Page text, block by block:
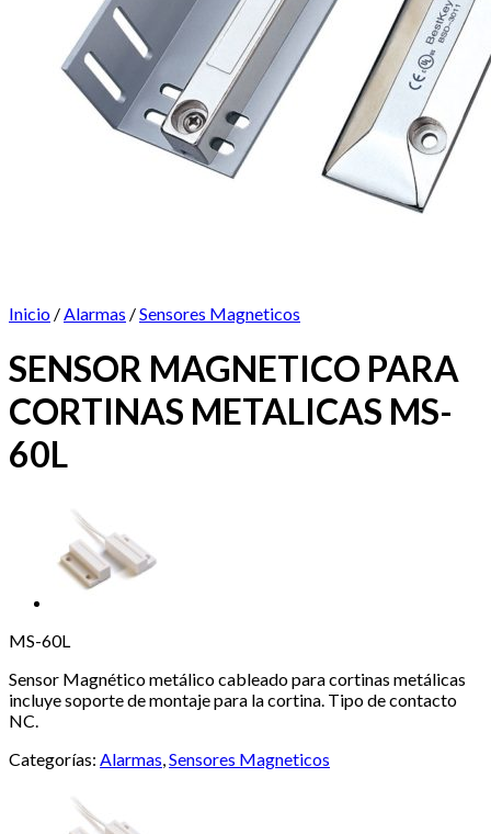
Inicio / Alarmas /Sensores Magneticos
SENSOR MAGNETICO PARA
CORTINAS METALICAS MS-
60L
MS-60L
Sensor Magnético metálico cableado para cortinas metálicas
incluye soporte de montaje para la cortina. Tipo de contacto
NC.
Categorías: Alarmas Sensores Magneticos